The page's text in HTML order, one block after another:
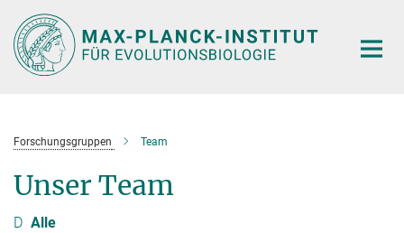
Hauptinhalt
Forschungsgruppen Team
Unser Team
D Alle